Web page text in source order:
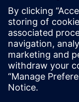
en la lista de
integrar las
en la lista de
operaciones y
no solo las
Regístrese para
materiales y